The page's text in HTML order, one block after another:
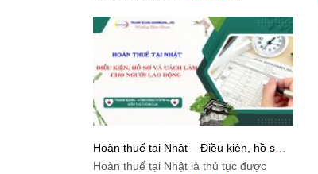
Hoàn thuế tại Nhật – Điều kiện, hồ sơ
và cách làm cho người lao động
Hoàn thuế tại Nhật là thủ tục được